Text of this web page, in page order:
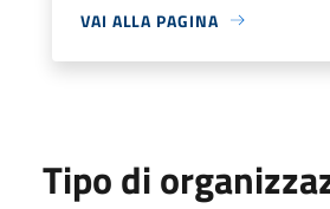
VAI ALLA PAGINA
Tipo di